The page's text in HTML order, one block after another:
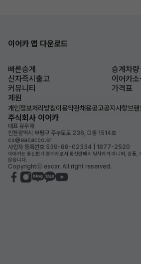
이어카 앱 다운로드
빠른승계
승계차량
신차즉시출고
이어카소
커뮤니티
가격표
제원
개인정보처리방침이용약관채용공고공지사항브랜
주식회사 이어카
대표 유우재
인천광역시 부평구 주부토로 236, D동 1514호
cs@eacar.co.kr
사업자 등록번호 539-88-02334 | 1877-2520
이어카는 통신판매 중개자로서 통신판매의 당사자가 아니며, 상품,
않습니다.
Copyrightⓒ eacar. All right reserved.